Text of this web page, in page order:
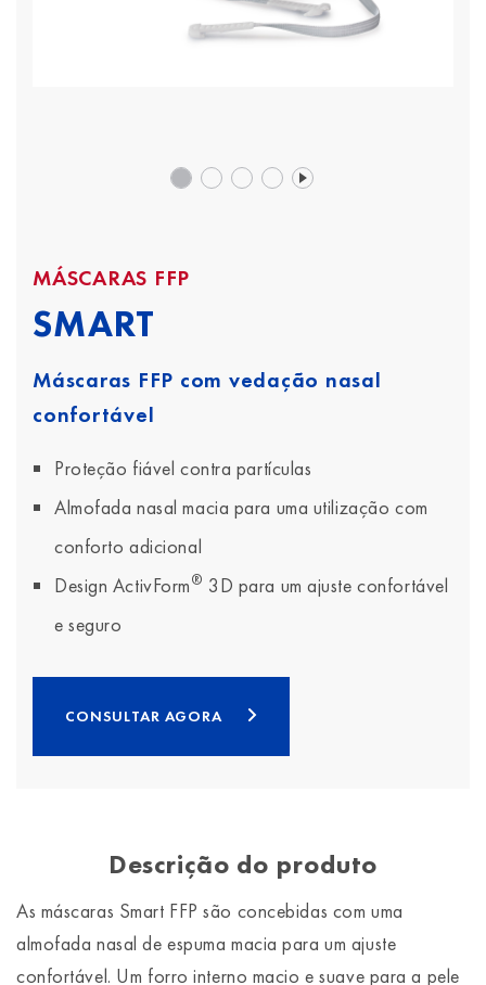
MÁSCARAS FFP
SMART
Máscaras FFP com vedação nasal
confortável
Proteção fiável contra partículas
Almofada nasal macia para uma utilização com
conforto adicional
Design ActivForm® 3D para um ajuste confortável
e seguro
CONSULTAR AGORA
Descrição do produto
As máscaras Smart FFP são concebidas com uma
almofada nasal de espuma macia para um ajuste
confortável. Um forro interno macio e suave para a pele